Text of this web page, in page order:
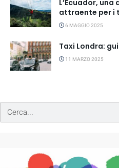
L’Ecuador,
attraente per i
6 MAGGIO 2025
Taxi Londra:
11 MARZO 2025